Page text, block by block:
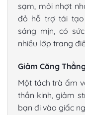
sạm, môi nhợt
đỏ hỗ trợ tái
sáng mịn, có
nhiều lớp trang
Giảm Căng
Một tách trà ấm
thần kinh, giảm
bạn đi vào giấc